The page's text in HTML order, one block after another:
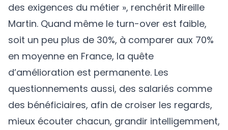
des exigences du métier », renchérit Mireille
Martin. Quand même le turn-over est faible,
soit un peu plus de 30%, à comparer aux 70%
en moyenne en France, la quête
d’amélioration est permanente. Les
questionnements aussi, des salariés comme
des bénéficiaires, afin de croiser les regards,
mieux écouter chacun, grandir intelligemment,